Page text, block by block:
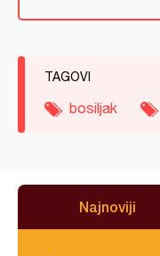
TAGOVI
bosiljak
Najnoviji